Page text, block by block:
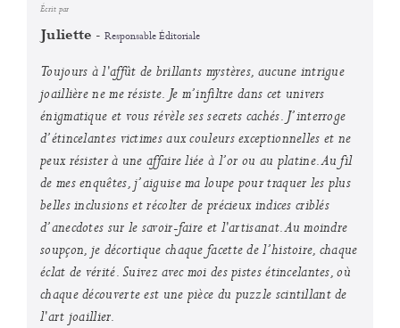
Écrit par
Juliette -Responsable Éditoriale
Toujours à l'affût de brillants mystères, aucune intrigue
joaillière ne me résiste. Je m’infiltre dans cet univers
énigmatique et vous révèle ses secrets cachés. J’interroge
d’étincelantes victimes aux couleurs exceptionnelles et ne
peux résister à une affaire liée à l’or ou au platine. Au fil
de mes enquêtes, j’aiguise ma loupe pour traquer les plus
belles inclusions et récolter de précieux indices criblés
d’anecdotes sur le savoir-faire et l'artisanat. Au moindre
soupçon, je décortique chaque facette de l’histoire, chaque
éclat de vérité. Suivez avec moi des pistes étincelantes, où
chaque découverte est une pièce du puzzle scintillant de
l'art joaillier.